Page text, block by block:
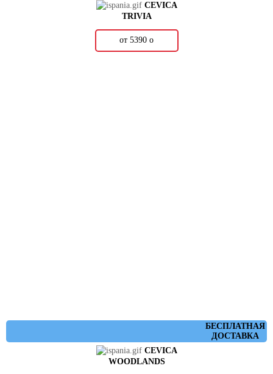
CEVICA
TRIVIA
от 5390 о
БЕСПЛАТНАЯ
ДОСТАВКА
CEVICA
WOODLANDS